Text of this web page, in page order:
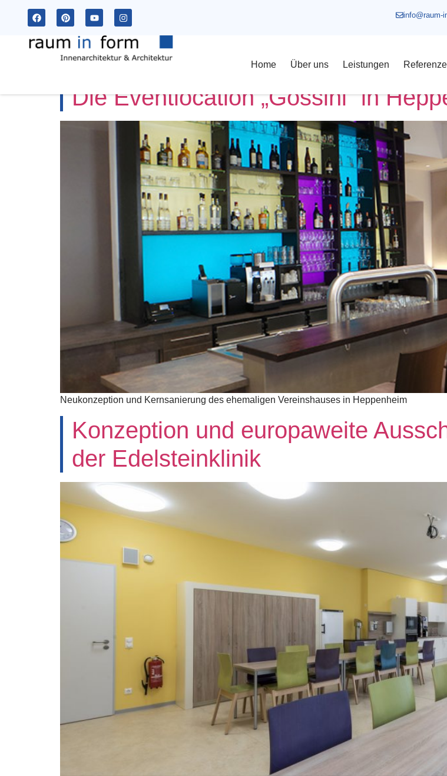
info@raum-
Home Über uns Leistungen
Kategorie: Referenzen
Die Eventlocation „Gossini“ in
Neukonzeption und Kernsanierung des ehemaligen Vereinshauses in Heppenheim
Konzeption und europaweite
der Edelsteinklinik